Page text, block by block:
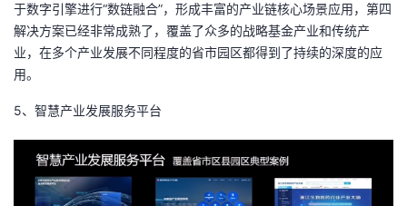
于数字引擎进行“数链融合”，形成丰富的产业链核心场景应用，第四
解决方案已经非常成熟了，覆盖了众多的战略基金产业和传统产
业，在多个产业发展不同程度的省市园区都得到了持续的深度的应
用。
5、智慧产业发展服务平台